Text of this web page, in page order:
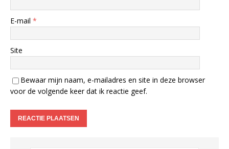
E-mail *
Site
Bewaar mijn naam, e-mailadres en site in deze browser
voor de volgende keer dat ik reactie geef.